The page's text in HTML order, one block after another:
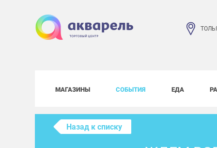
МАГАЗИНЫ СОБЫТИЯ ЕДА
Назад к списку